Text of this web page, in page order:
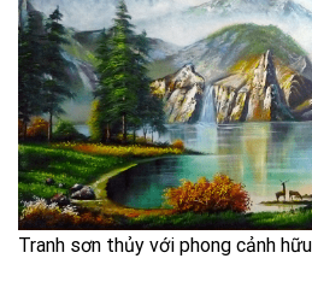
Tranh sơn thủy với phong cảnh